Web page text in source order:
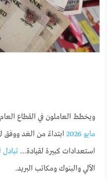
ويخطط العاملون في القطاع
مايو 2026
ابتداءً من الغد ووفق
استعدادات كبيرة لقيادة…
الآلي والبنوك ومكاتب البريد.